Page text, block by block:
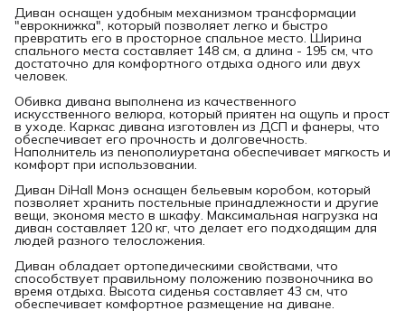
Диван оснащен удобным механизмом трансформации
"еврокнижка", который позволяет легко и быстро
превратить его в просторное спальное место. Ширина
спального места составляет 148 см, а длина - 195 см, что
достаточно для комфортного отдыха одного или двух
человек.
Обивка дивана выполнена из качественного
искусственного велюра, который приятен на ощупь и прост
в уходе. Каркас дивана изготовлен из ДСП и фанеры, что
обеспечивает его прочность и долговечность.
Наполнитель из пенополиуретана обеспечивает мягкость и
комфорт при использовании.
Диван DiHall Монэ оснащен бельевым коробом, который
позволяет хранить постельные принадлежности и другие
вещи, экономя место в шкафу. Максимальная нагрузка на
диван составляет 120 кг, что делает его подходящим для
людей разного телосложения.
Диван обладает ортопедическими свойствами, что
способствует правильному положению позвоночника во
время отдыха. Высота сиденья составляет 43 см, что
обеспечивает комфортное размещение на диване.